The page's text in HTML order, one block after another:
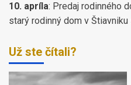
10. apríla: Predaj rodinného
starý rodinný dom v
Už ste čítali?